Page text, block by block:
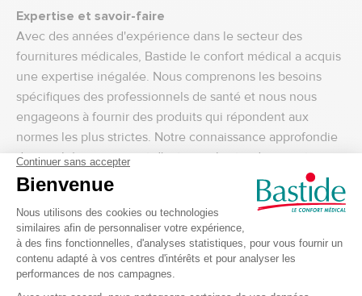
Expertise et savoir-faire
Avec des années d'expérience dans le secteur des
fournitures médicales, Bastide le confort médical a acquis
une expertise inégalée. Nous comprenons les besoins
spécifiques des professionnels de santé et nous nous
engageons à fournir des produits qui répondent aux
normes les plus strictes. Notre connaissance approfondie
du marché nous permet d'anticiper les tendances et
d'adapter notre offre pour répondre aux attentes de nos
Engagement envers la qualité
La qualité est au cœur de notre mission. Tous nos gants
médicaux sont rigoureusement testés pour garantir leur